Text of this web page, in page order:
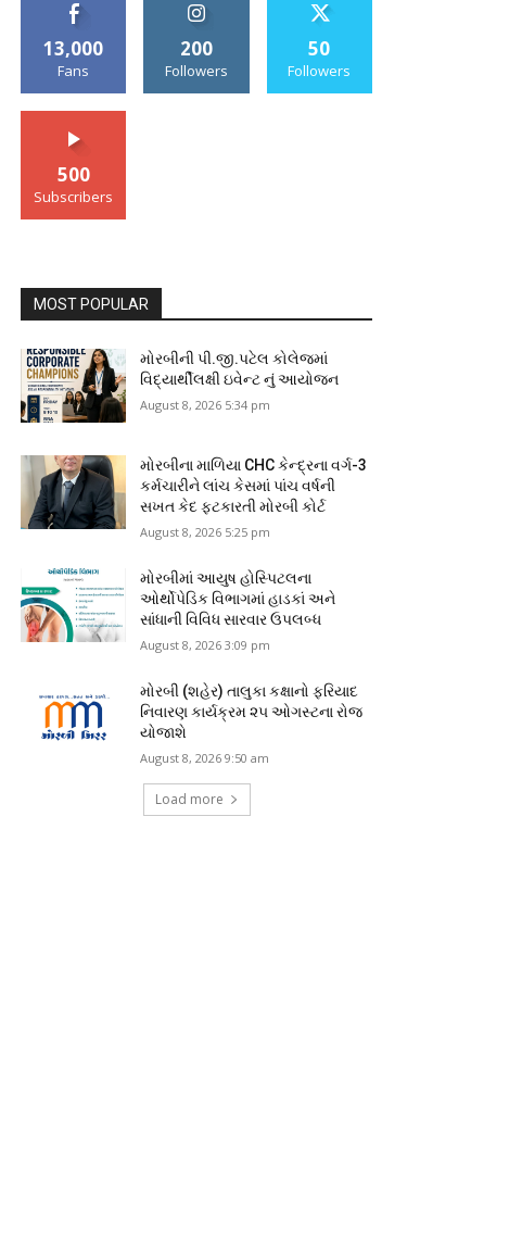
13,000
Fans
200
Followers
50
Followers
500
Subscribers
MOST POPULAR
મોરબીની પી.જી.પટેલ કોલેજમાં
વિદ્યાર્થીલક્ષી ઇવેન્ટ નું આયોજન
August 8, 2026 5:34 pm
મોરબીના માળિયા CHC કેન્દ્રના વર્ગ-3
કર્મચારીને લાંચ કેસમાં પાંચ વર્ષની
સખત કેદ ફટકારતી મોરબી કોર્ટ
August 8, 2026 5:25 pm
મોરબીમાં આયુષ હોસ્પિટલના
ઓર્થોપેડિક વિભાગમાં હાડકાં અને
સાંધાની વિવિધ સારવાર ઉપલબ્ધ
August 8, 2026 3:09 pm
મોરબી (શહેર) તાલુકા કક્ષાનો ફરિયાદ
નિવારણ કાર્યક્રમ ૨૫ ઓગસ્ટના રોજ
યોજાશે
August 8, 2026 9:50 am
Load more